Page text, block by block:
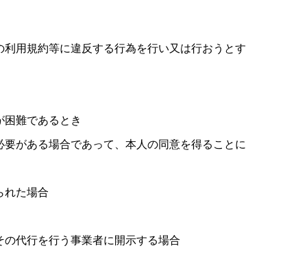
用規約等に違反する行為を行い又は行おうとす
難であるとき
がある場合であって、本人の同意を得ることに
れた場合
代行を行う事業者に開示する場合